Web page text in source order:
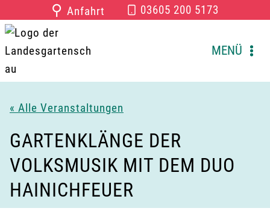
Inhalt
springen
⚲ Anfahrt 03605 200 5173
MENÜ
« Alle Veranstaltungen
GARTENKLÄNGE DER
VOLKSMUSIK MIT DEM DUO
HAINICHFEUER